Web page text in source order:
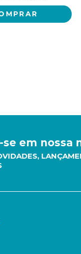
se em nossa